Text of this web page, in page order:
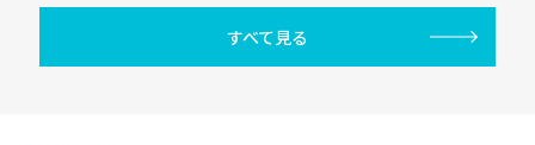
すべて見る